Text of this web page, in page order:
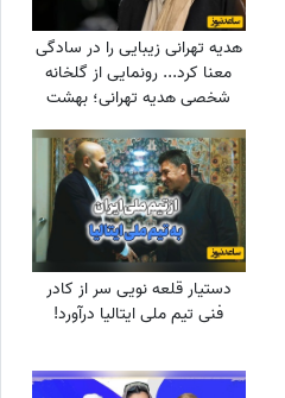
هدیه تهرانی زیبایی را در سادگی
معنا کرد... رونمایی از گلخانه
شخصی هدیه تهرانی؛ بهشت
شمعدانی‌های رنگی خانم بازیگر
همه را شگفت‌زده کرد!
دستیار قلعه نویی سر از کادر
فنی تیم ملی ایتالیا درآورد!